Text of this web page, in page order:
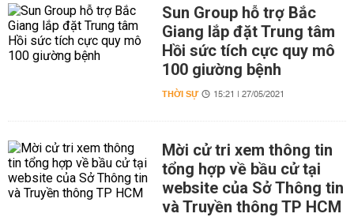
Sun Group hỗ trợ Bắc
Giang lắp đặt Trung tâm
Hồi sức tích cực quy mô
100 giường bệnh
THỜI SỰ 15:21 | 27/05/2021
Mời cử tri xem thông tin
tổng hợp về bầu cử tại
website của Sở Thông tin
và Truyền thông TP HCM